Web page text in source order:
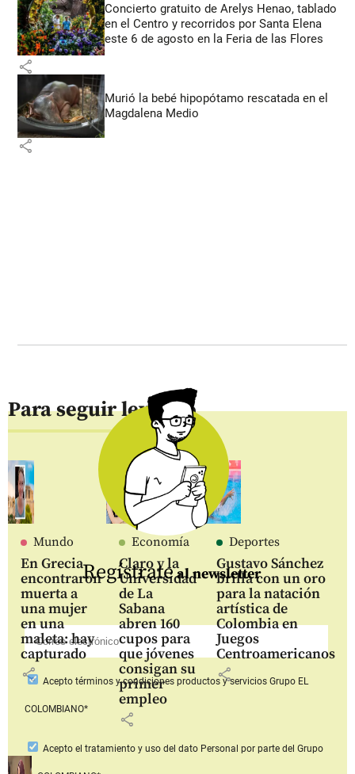
Concierto gratuito de Arelys Henao, tablado
en el Centro y recorridos por Santa Elena
este 6 de agosto en la Feria de las Flores
share
Murió la bebé hipopótamo rescatada en el
Magdalena Medio
share
Para seguir leyendo
Mundo
En Grecia
encontraron
muerta a
una mujer
en una
maleta: hay
capturado
share
Economía
Claro y la
Universidad
de La
Sabana
abren 160
cupos para
que jóvenes
consigan su
primer
empleo
share
Deportes
Gustavo Sánchez
brilla con un oro
para la natación
artística de
Colombia en
Juegos
Centroamericanos
share
Regístrateal newsletter
Aceptotérminos y condiciones productos y serviciosGrupo EL
COLOMBIANO*
Acepto el tratamiento y uso del dato Personal por parte del Grupo